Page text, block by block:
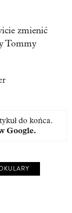
zmienić
Tommy
do końca.
Google.